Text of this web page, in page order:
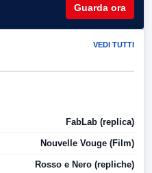
Guarda ora
VEDI TUTTI
FabLab (replica)
Nouvelle Vouge (Film)
Rosso e Nero (repliche)